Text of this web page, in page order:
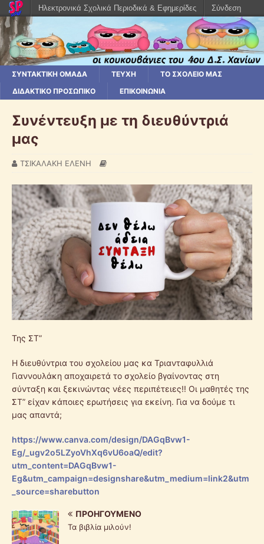
ΣΥΝΤΑΚΤΙΚΗ ΟΜΑΔΑ ΤΕΥΧΗ
ΤΟ ΣΧΟΛΕΙΟ ΜΑΣ
ΔΙΔΑΚΤΙΚΟ ΠΡΟΣΩΠΙΚΟ
ΕΠΙΚΟΙΝΩΝΙΑ
Συνέντευξη με τη διευθύντριά
μας
ΤΣΙΚΑΛΑΚΗ ΕΛΕΝΗ
Της ΣΤ”
Η διευθύντρια του σχολείου μας κα Τριανταφυλλιά
Γιαννουλάκη αποχαιρετά το σχολείο βγαίνοντας στη
σύνταξη και ξεκινώντας νέες περιπέτειες!! Οι μαθητές της
ΣΤ” είχαν κάποιες ερωτήσεις για εκείνη. Για να δούμε τι
μας απαντά;
https://www.canva.com/design/DAGqBvw1-
Eg/_ugv2o5LZyoVhXq6vU6oaQ/edit?
utm_content=DAGqBvw1-
Eg&utm_campaign=designshare&utm_medium=link2&utm
_source=sharebutton
ΠΡΟΗΓΟΎΜΕΝΟ
Τα βιβλία μιλούν!
Ηλεκτρονικά Σχολικά Περιοδικά & Εφημερίδες Σύνδεση